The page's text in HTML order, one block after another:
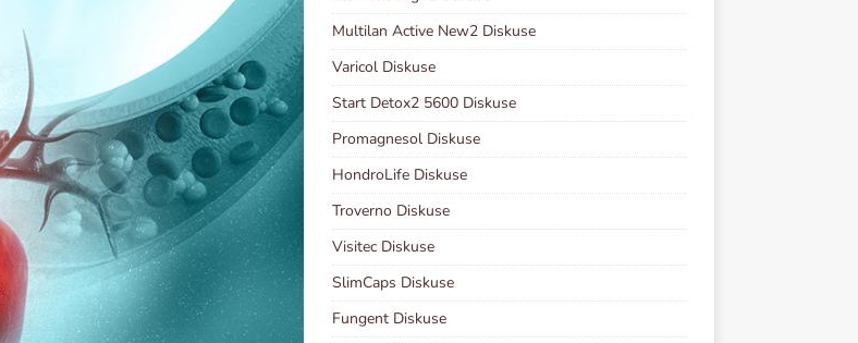
Multilan Active New2 Diskuse
Varicol Diskuse
Start Detox2 5600 Diskuse
Promagnesol Diskuse
HondroLife Diskuse
Troverno Diskuse
Visitec Diskuse
SlimCaps Diskuse
Fungent Diskuse